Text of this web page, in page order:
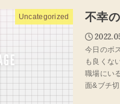
Uncategorized 不幸
今日のボ
も良くな
職場にい
面&ブチ切